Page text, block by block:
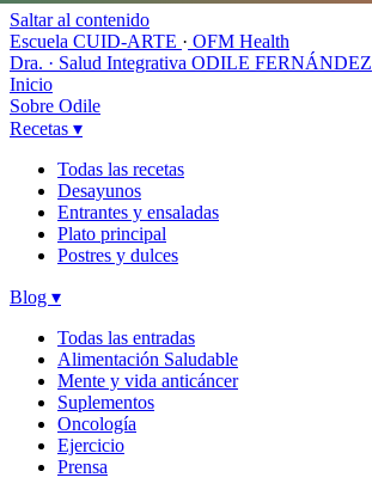
Saltar al contenido
Escuela CUID-ARTE · OFM Health
Dra. · Salud Integrativa ODILE FERNÁNDEZ
Inicio
Sobre Odile
Recetas ▾
Todas las recetas
Desayunos
Entrantes y ensaladas
Plato principal
Postres y dulces
Blog ▾
Todas las entradas
Alimentación Saludable
Mente y vida anticáncer
Suplementos
Oncología
Ejercicio
Prensa